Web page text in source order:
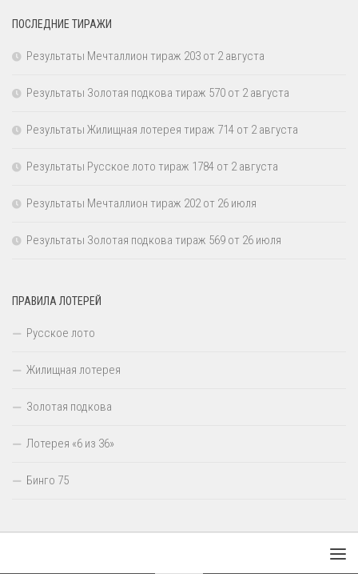
ПОСЛЕДНИЕ ТИРАЖИ
Результаты Мечталлион тираж 203 от 2 августа
Результаты Золотая подкова тираж 570 от 2 августа
Результаты Жилищная лотерея тираж 714 от 2 августа
Результаты Русское лото тираж 1784 от 2 августа
Результаты Мечталлион тираж 202 от 26 июля
Результаты Золотая подкова тираж 569 от 26 июля
ПРАВИЛА ЛОТЕРЕЙ
Русское лото
Жилищная лотерея
Золотая подкова
Лотерея «6 из 36»
Бинго 75